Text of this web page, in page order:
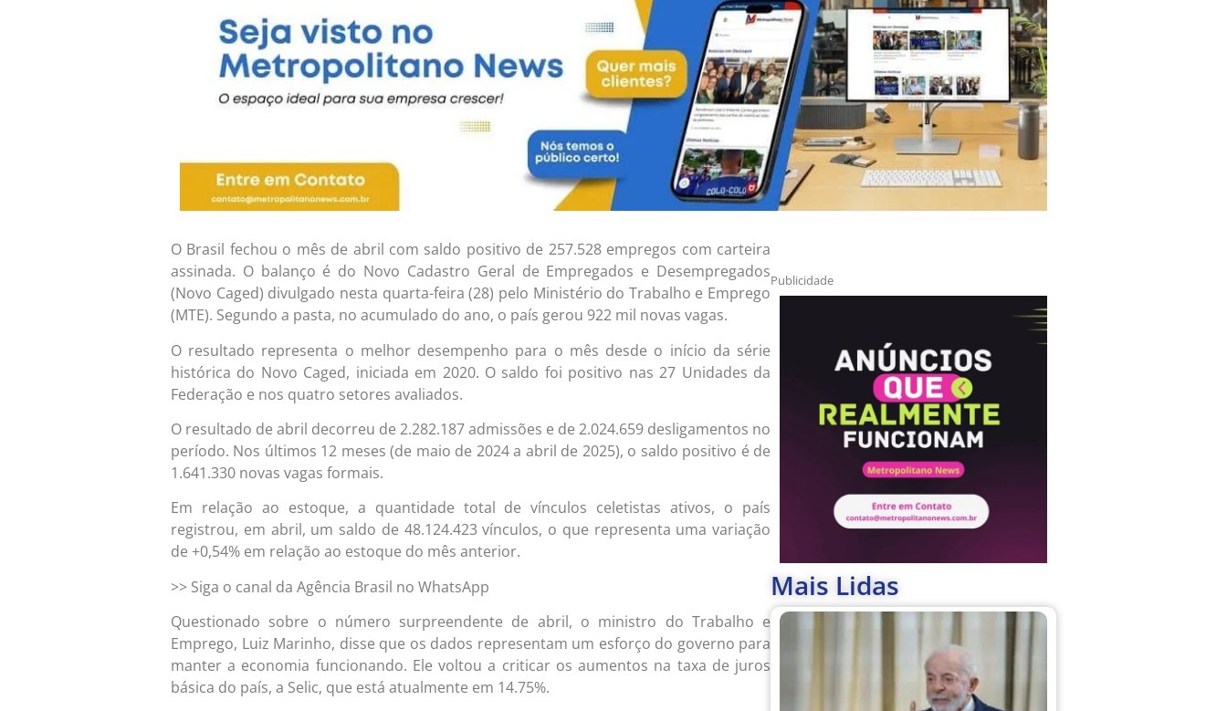
O Brasil fechou o mês de abril com saldo positivo de 257.528 empregos com carteira
assinada. O balanço é do Novo Cadastro Geral de Empregados e Desempregados
(Novo Caged) divulgado nesta quarta-feira (28) pelo Ministério do Trabalho e Emprego
(MTE). Segundo a pasta, no acumulado do ano, o país gerou 922 mil novas vagas.
O resultado representa o melhor desempenho para o mês desde o início da série
histórica do Novo Caged, iniciada em 2020. O saldo foi positivo nas 27 Unidades da
Federação e nos quatro setores avaliados.
O resultado de abril decorreu de 2.282.187 admissões e de 2.024.659 desligamentos no
período. Nos últimos 12 meses (de maio de 2024 a abril de 2025), o saldo positivo é de
1.641.330 novas vagas formais.
Em relação ao estoque, a quantidade total de vínculos celetistas ativos, o país
registrou, em abril, um saldo de 48.124.423 vínculos, o que representa uma variação
de +0,54% em relação ao estoque do mês anterior.
>> Siga o canal da Agência Brasil no WhatsApp
Questionado sobre o número surpreendente de abril, o ministro do Trabalho e
Emprego, Luiz Marinho, disse que os dados representam um esforço do governo para
manter a economia funcionando. Ele voltou a criticar os aumentos na taxa de juros
básica do país, a Selic, que está atualmente em 14.75%.
Publicidade
Mais Lidas